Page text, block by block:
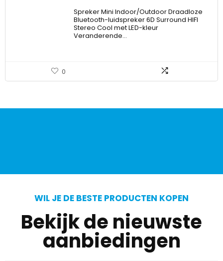
Spreker Mini Indoor/Outdoor Draadloze
Bluetooth-luidspreker 6D Surround HIFI
Stereo Cool met LED-kleur
Veranderende…
0
WIL JE DE BESTE PRODUCTEN KOPEN
Bekijk de nieuwste
aanbiedingen